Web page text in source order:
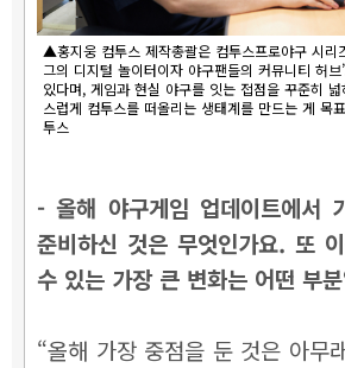
▲홍지웅 컴투스 제작총괄은 컴투스프로야구 시리
그의 디지털 놀이터이자 야구팬들의 커뮤니티 허브
있다며, 게임과 현실 야구를 잇는 접점을 꾸준히
스럽게 컴투스를 떠올리는 생태계를 만드는 게 목
투스
- 올해 야구게임 업데이트에서
준비하신 것은 무엇인가요. 또
수 있는 가장 큰 변화는 어떤 부
“올해 가장 중점을 둔 것은 아무